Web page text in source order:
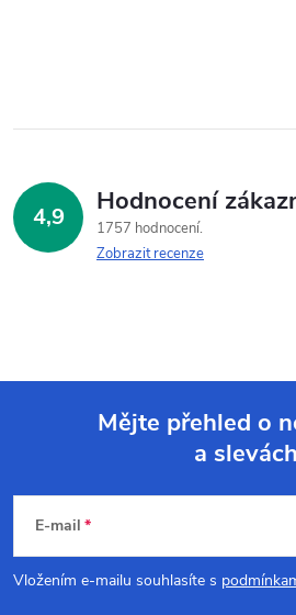
4,9 Hodnocení
1757 hodnocení
Zobrazit recenze
p
Mějte přehled o
a slevách
E-mail
Vložením e-mailu souhlasíte s